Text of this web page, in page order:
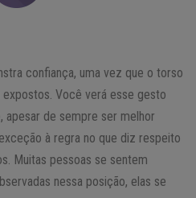
confiança, uma vez que o torso
Você verá esse gesto
de sempre ser melhor
à regra no que diz respeito
Muitas pessoas se sentem
nessa posição, elas se